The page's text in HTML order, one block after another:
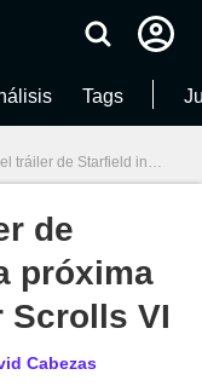
Tags
indicaría la próxima región de The Elder Scrolls VI
de
próxima
Scrolls VI
Cabezas